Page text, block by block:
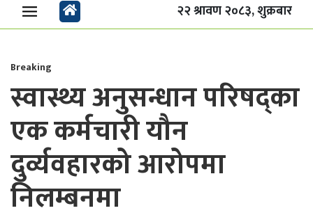
२२ श्रावण २०८३, शुक्रबार
Breaking
स्वास्थ्य अनुसन्धान परिषद्का
एक कर्मचारी यौन
दुर्व्यवहारको आरोपमा
निलम्बनमा